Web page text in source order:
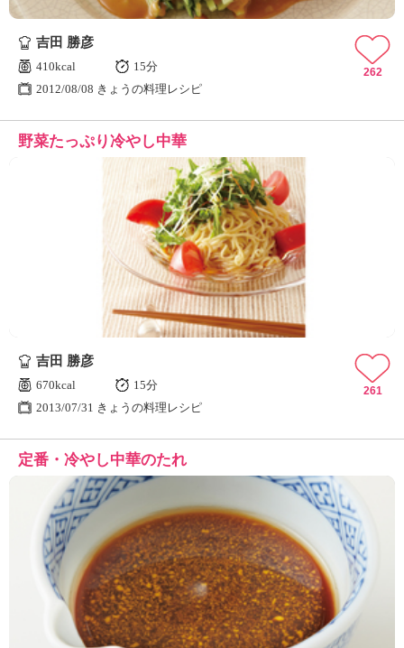
ナ
ん
の
ょ
う
の
料
理
」
吉田 勝彦
410kcal
15分
2012/08/08 きょうの料理レシピ
262
野菜たっぷり冷やし中華
吉田 勝彦
670kcal
15分
2013/07/31 きょうの料理レシピ
261
定番・冷やし中華のたれ